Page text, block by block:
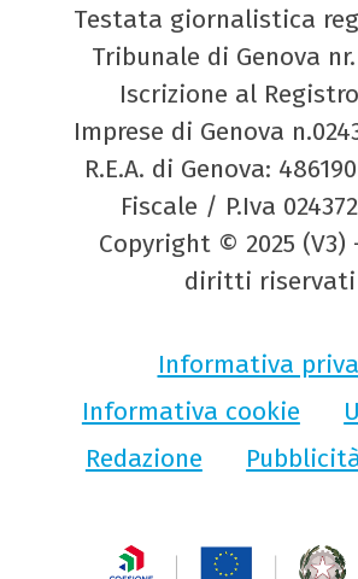
Testata giornalistica
Tribunale di Genova
Iscrizione al
Imprese di Genova
R.E.A. di Genova:
Fiscale / P.Iva
Copyright © 2025
diritti riservati
Informativa
Informativa cookie
Redazione